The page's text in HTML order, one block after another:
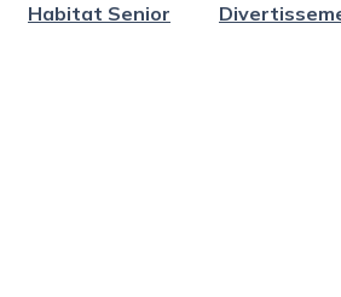
Habitat Senior